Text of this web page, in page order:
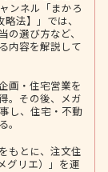
ンネル「まかろ
法】」では、
選び方など、
内容を解説して
画・住宅営業を
。その後、メガ
し、住宅・不動
もとに、注文住
グリエ）」を運